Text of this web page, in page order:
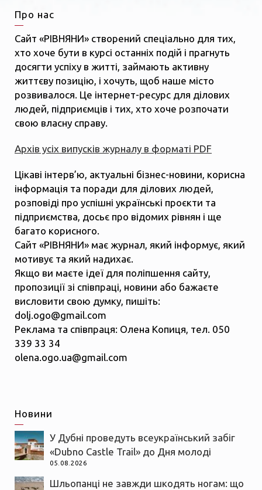
Про нас
Сайт «РІВНЯНИ» створений спеціально для тих,
хто хоче бути в курсі останніх подій і прагнуть
досягти успіху в житті, займають активну
життєву позицію, і хочуть, щоб наше місто
розвивалося. Це інтернет-ресурс для ділових
людей, підприємців і тих, хто хоче розпочати
свою власну справу.
Архів усіх випусків журналу в форматі PDF
Цікаві інтерв’ю, актуальні бізнес-новини, корисна
інформація та поради для ділових людей,
розповіді про успішні українські проєкти та
підприємства, досьє про відомих рівнян і ще
багато корисного.
Сайт «РІВНЯНИ» має журнал, який інформує, який
мотивує та який надихає.
Якщо ви маєте ідеї для поліпшення сайту,
пропозиції зі співпраці, новини або бажаєте
висловити свою думку, пишіть:
dolj.ogo@gmail.com
Реклама та співпраця: Олена Копиця, тел. 050
339 33 34
olena.ogo.ua@gmail.com
Новини
У Дубні проведуть всеукраїнський забіг
«Dubno Castle Trail» до Дня молоді
05.08.2026
Шльопанці не завжди шкодять ногам: що